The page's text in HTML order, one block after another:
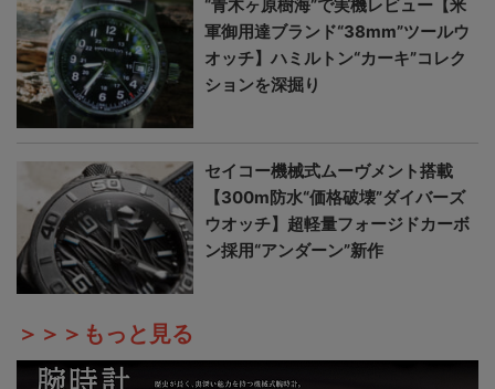
“青木ヶ原樹海”で実機レビュー【米
軍御用達ブランド“38mm”ツールウ
オッチ】ハミルトン“カーキ”コレク
ションを深掘り
セイコー機械式ムーヴメント搭載
【300m防水“価格破壊”ダイバーズ
ウオッチ】超軽量フォージドカーボ
ン採用“アンダーン”新作
＞＞＞もっと見る